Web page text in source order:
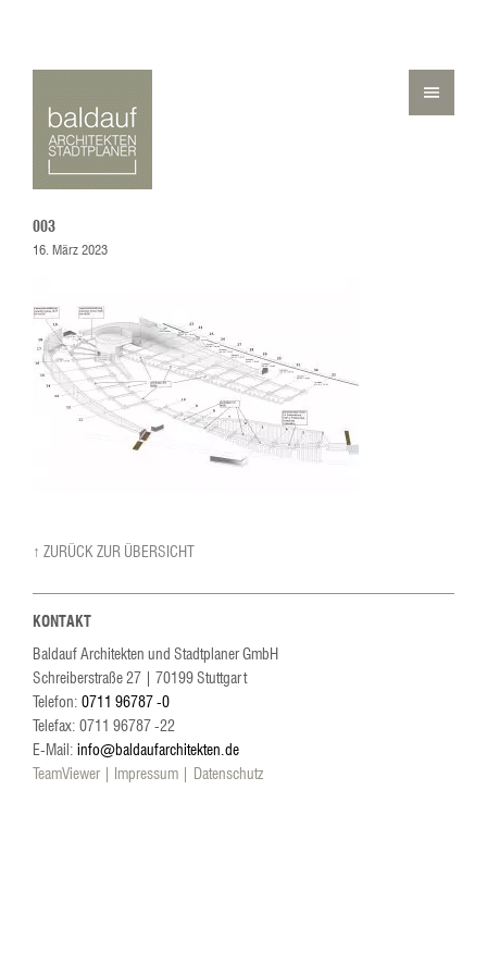
003
16. März 2023
↑ ZURÜCK ZUR ÜBERSICHT
KONTAKT
Baldauf Architekten und Stadtplaner GmbH
Schreiberstraße 27| 70199Stuttgart
Telefon: 0711 96787 -0
Telefax: 0711 96787 -22
E-Mail: info@baldaufarchitekten.de
TeamViewer
Impressum Datenschutz